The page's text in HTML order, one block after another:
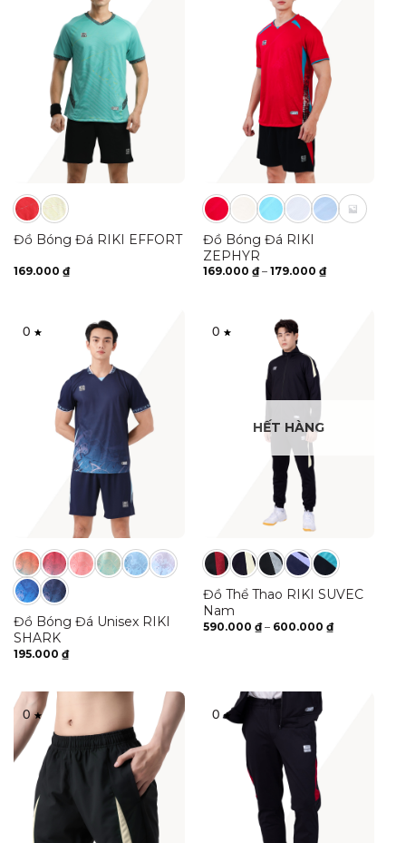
Đồ Bóng Đá RIKI EFFORT
169.000 ₫
Đồ Bóng Đá RIKI
ZEPHYR
169.000 ₫ – 179.000 ₫Khoảng
giá:
0
Đồ Bóng Đá Unisex RIKI
SHARK
195.000 ₫
0
HẾT HÀNG
Đồ Thể Thao RIKI SUVEC
Nam
590.000 ₫ – 600.000 ₫Khoảng
giá:
0 0